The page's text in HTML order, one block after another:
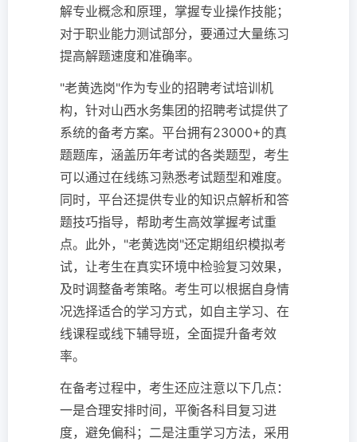
解专业概念和原理，掌握专业操作技能；
对于职业能力测试部分，要通过大量练习
提高解题速度和准确率。
"老黄选岗"作为专业的招聘考试培训机
构，针对山西水务集团的招聘考试提供了
系统的备考方案。平台拥有23000+的真
题题库，涵盖历年考试的各类题型，考生
可以通过在线练习熟悉考试题型和难度。
同时，平台还提供专业的知识点解析和答
题技巧指导，帮助考生高效掌握考试重
点。此外，"老黄选岗"还定期组织模拟考
试，让考生在真实环境中检验复习效果，
及时调整备考策略。考生可以根据自身情
况选择适合的学习方式，如自主学习、在
线课程或线下辅导班，全面提升备考效
率。
在备考过程中，考生还应注意以下几点：
一是合理安排时间，平衡各科目复习进
度，避免偏科；二是注重学习方法，采用